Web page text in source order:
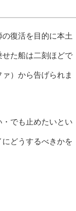
復活を目的に本土
た船は二刻ほどで
）から告げられま
でも止めたいとい
どうするべきかを